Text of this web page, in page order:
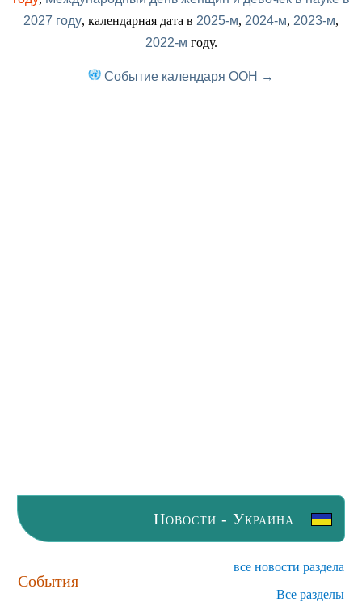
2027 году, календарная дата в 2025-м, 2024-м, 2023-м,
2022-м году.
Событие календаря ООН →
Новости - Украина
События
все новости раздела
Все разделы